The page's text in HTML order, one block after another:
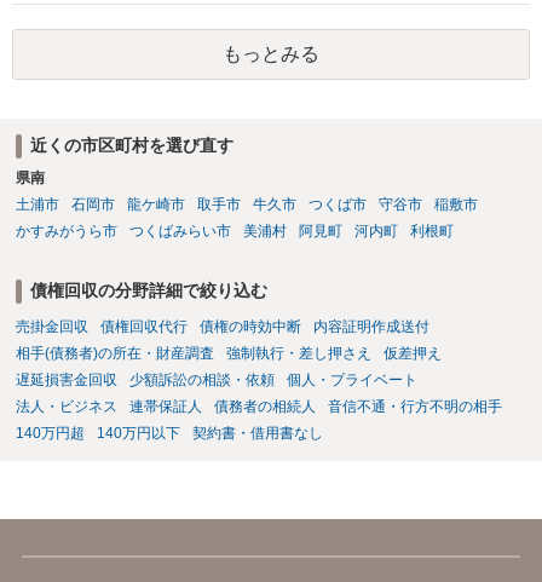
もっとみる
近くの市区町村を選び直す
県南
土浦市
石岡市 龍ケ崎市 取手市 牛久市 つくば市 守谷市
稲敷市
かすみがうら市
つくばみらい市 美浦村 阿見町 河内町 利根町
債権回収の分野詳細で絞り込む
売掛金回収 債権回収代行 債権の時効中断
内容証明作成送付
相手(債務者)の所在・財産調査
強制執行・差し押さえ
仮差押え
遅延損害金回収
少額訴訟の相談・依頼
個人・プライベート
法人・ビジネス
連帯保証人 債務者の相続人
音信不通・行方不明の相手
140万円超
140万円以下 契約書・借用書なし